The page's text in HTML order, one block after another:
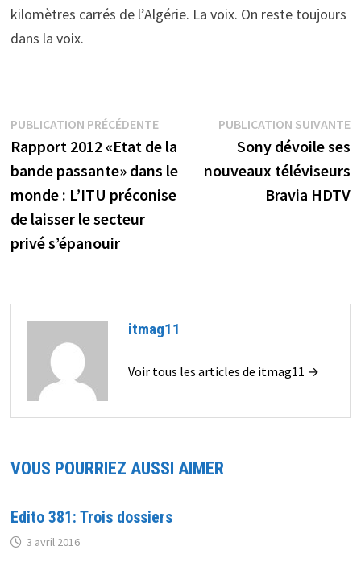
kilomètres carrés de l’Algérie. La voix. On reste toujours
dans la voix.
Navigation
de
l’article
PUBLICATION PRÉCÉDENTEPublication
précédente :
Rapport 2012 «Etat de la
bande passante» dans le
monde : L’ITU préconise
de laisser le secteur
privé s’épanouir
PUBLICATION SUIVANTE
Sony dévoile ses
nouveaux téléviseurs
Bravia HDTV
itmag11
Voir tous les articles de itmag11 →
VOUS POURRIEZ AUSSI AIMER
Edito 381: Trois dossiers
3 avril 2016